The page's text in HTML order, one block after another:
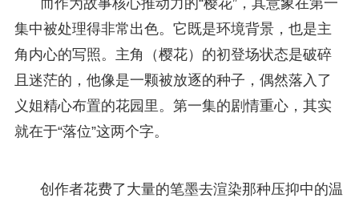
集中被处理得非常出色。它既是环境背景，也是主
角内心的写照。主角（樱花）的初登场状态是破碎
且迷茫的，他像是一颗被放逐的种子，偶然落入了
义姐精心布置的花园里。第一集的剧情重心，其实
就在于“落位”这两个字。
创作者花费了大量的笔墨去渲染那种压抑中的温